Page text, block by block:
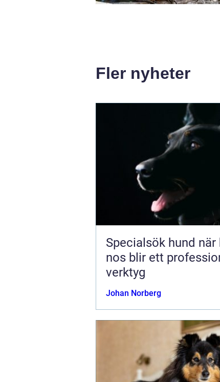
Fler nyheter
Specialsök hund när hundens
nos blir ett
verktyg
Johan Norberg